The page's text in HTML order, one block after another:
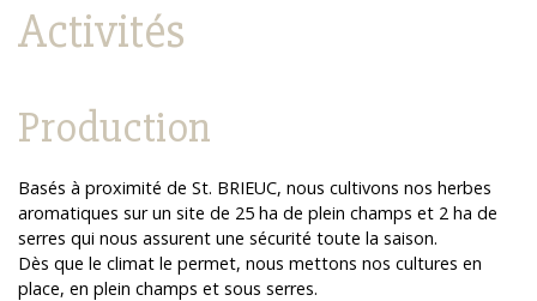
Activités
Production
Basés à proximité de St. BRIEUC, nous cultivons nos herbes
aromatiques sur un site de 25 ha de plein champs et 2 ha de
serres qui nous assurent une sécurité toute la saison.
Dès que le climat le permet, nous mettons nos cultures en
place, en plein champs et sous serres.